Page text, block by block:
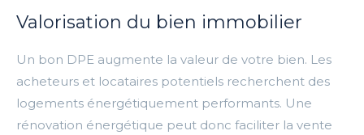
Valorisation du bien immobilier
Un bon DPE augmente la valeur de votre bien. Les
acheteurs et locataires potentiels recherchent des
logements énergétiquement performants. Une
rénovation énergétique peut donc faciliter la vente